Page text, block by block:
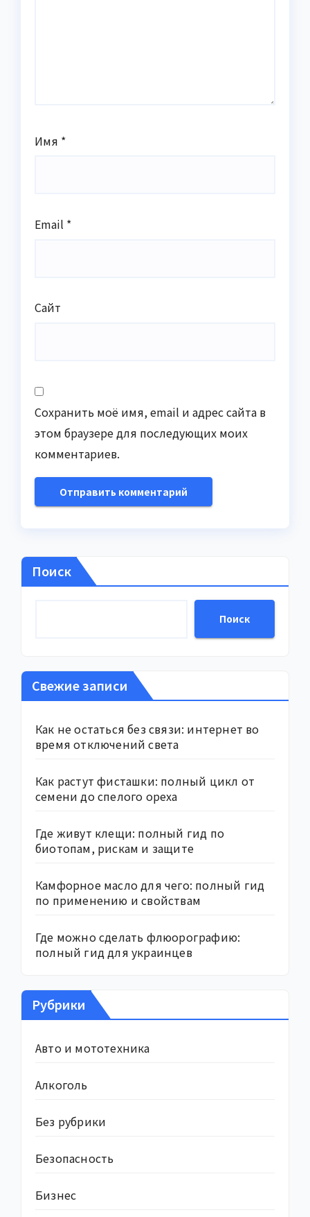
Имя *
Email *
Сайт
Сохранить моё имя, email и адрес сайта в
этом браузере для последующих моих
комментариев.
Поиск
Поиск
Свежие записи
Как не остаться без связи: интернет во
время отключений света
Как растут фисташки: полный цикл от
семени до спелого ореха
Где живут клещи: полный гид по
биотопам, рискам и защите
Камфорное масло для чего: полный гид
по применению и свойствам
Где можно сделать флюорографию:
полный гид для украинцев
Рубрики
Авто и мототехника
Алкоголь
Без рубрики
Безопасность
Бизнес